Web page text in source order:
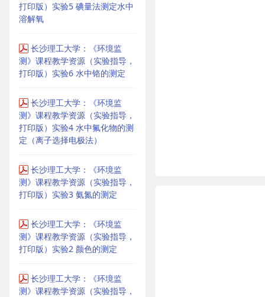
打印版）实验5 碘量法测定水中
溶解氧
长沙理工大学：《环境监
测》课程教学资源（实验指导，
打印版）实验6 水中铬的测定
长沙理工大学：《环境监
测》课程教学资源（实验指导，
打印版）实验4 水中氟化物的测
定（离子选择电极法）
长沙理工大学：《环境监
测》课程教学资源（实验指导，
打印版）实验3 氨氮的测定
长沙理工大学：《环境监
测》课程教学资源（实验指导，
打印版）实验2 颜色的测定
长沙理工大学：《环境监
测》课程教学资源（实验指导，